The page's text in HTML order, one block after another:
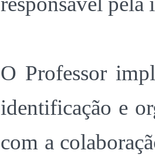
O Professor
identificação e
com a